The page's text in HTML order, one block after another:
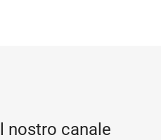
nostro canale